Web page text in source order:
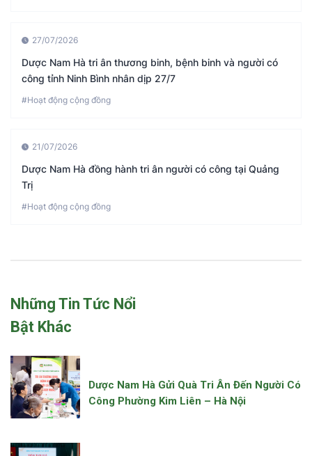
27/07/2026
Dược Nam Hà tri ân thương binh, bệnh binh và người có
công tỉnh Ninh Bình nhân dịp 27/7
#Hoạt động cộng đồng
21/07/2026
Dược Nam Hà đồng hành tri ân người có công tại Quảng
Trị
#Hoạt động cộng đồng
Những Tin Tức Nổi
Bật Khác
Dược Nam Hà Gửi Quà Tri Ân Đến Người Có
Công Phường Kim Liên – Hà Nội